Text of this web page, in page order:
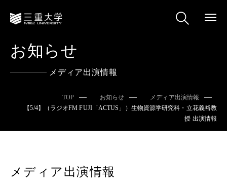
お知らせ
メディア出演情報
TOP お知らせ
メディア出演情報
【5/4】（ラジオFM FUJI「ACTUS」）生物資源学研究科・立花義裕教
授 出演情報
メディア出演情報